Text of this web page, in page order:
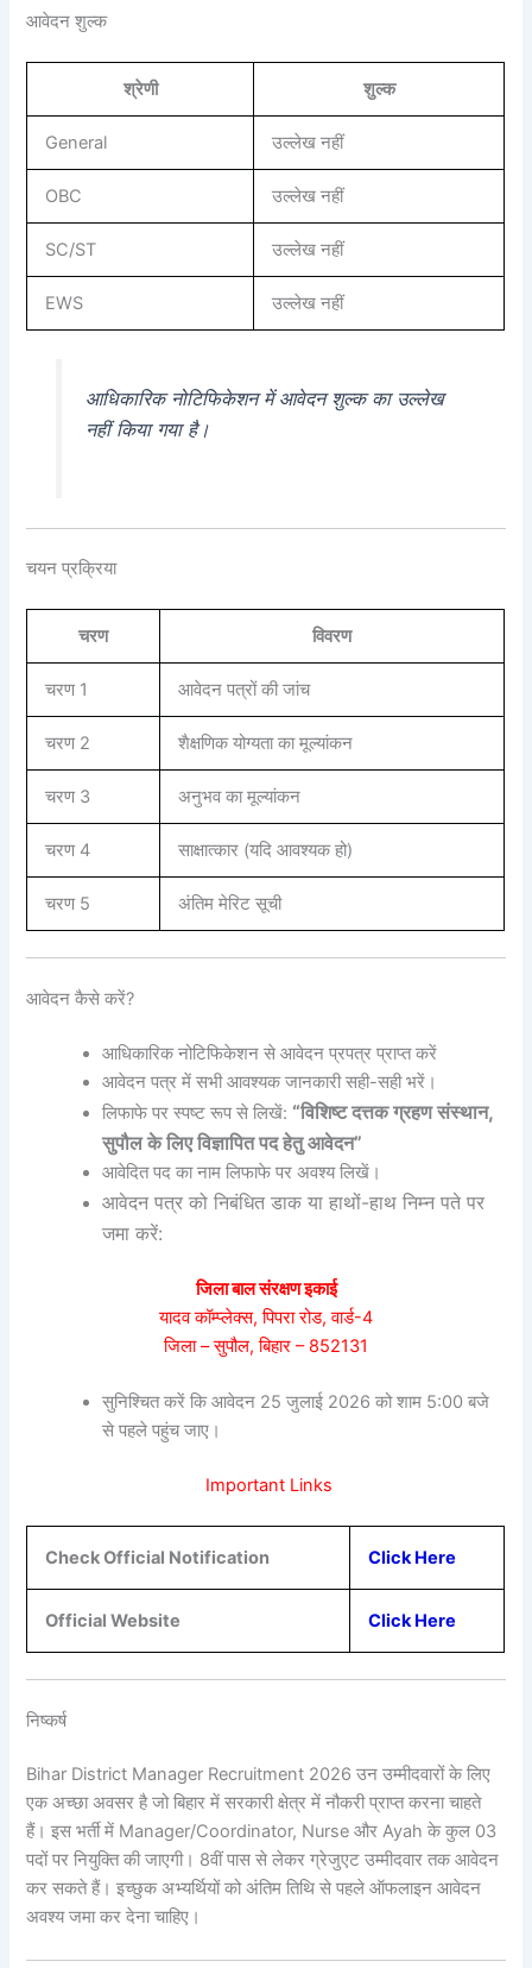
आवेदन शुल्क
श्रेणी शुल्क
General उल्लेख नहीं
OBC उल्लेख नहीं
SC/ST उल्लेख नहीं
EWS उल्लेख नहीं
आधिकारिक नोटिफिकेशन में आवेदन शुल्क का उल्लेख
नहीं किया गया है।
चयन प्रक्रिया
चरण विवरण
चरण 1 आवेदन पत्रों की जांच
चरण 2 शैक्षणिक योग्यता का मूल्यांकन
चरण 3 अनुभव का मूल्यांकन
चरण 4 साक्षात्कार (यदि आवश्यक हो)
चरण 5 अंतिम मेरिट सूची
आवेदन कैसे करें?
आधिकारिक नोटिफिकेशन से आवेदन प्रपत्र प्राप्त करें
आवेदन पत्र में सभी आवश्यक जानकारी सही-सही भरें।
लिफाफे पर स्पष्ट रूप से लिखें: “विशिष्ट दत्तक ग्रहण संस्थान,
सुपौल के लिए विज्ञापित पद हेतु आवेदन”
आवेदित पद का नाम लिफाफे पर अवश्य लिखें।
आवेदन पत्र को निबंधित डाक या हाथों-हाथ निम्न पते पर
जमा करें:
जिला बाल संरक्षण इकाई
यादव कॉम्प्लेक्स, पिपरा रोड, वार्ड-4
जिला – सुपौल, बिहार – 852131
सुनिश्चित करें कि आवेदन 25 जुलाई 2026 को शाम 5:00 बजे
से पहले पहुंच जाए।
Important Links
Check Official Notification Click Here
Official Website Click Here
निष्कर्ष
Bihar District Manager Recruitment 2026 उन उम्मीदवारों के लिए
एक अच्छा अवसर है जो बिहार में सरकारी क्षेत्र में नौकरी प्राप्त करना चाहते
हैं। इस भर्ती में Manager/Coordinator, Nurse और Ayah के कुल 03
पदों पर नियुक्ति की जाएगी। 8वीं पास से लेकर ग्रेजुएट उम्मीदवार तक आवेदन
कर सकते हैं। इच्छुक अभ्यर्थियों को अंतिम तिथि से पहले ऑफलाइन आवेदन
अवश्य जमा कर देना चाहिए।